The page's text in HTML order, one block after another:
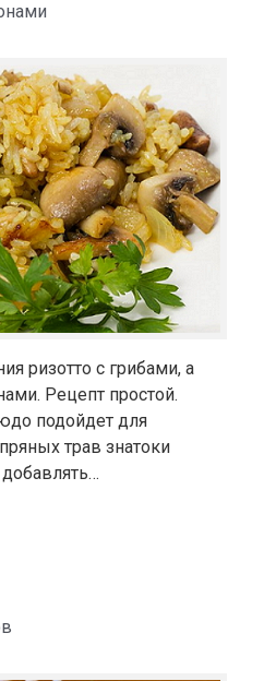
ризотто с грибами, а
Рецепт простой.
подойдет для
трав знатоки